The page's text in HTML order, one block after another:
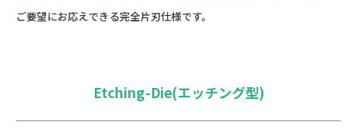
ご要望にお応えできる完全片刃仕様です。
Etching-Die(エッチング型)